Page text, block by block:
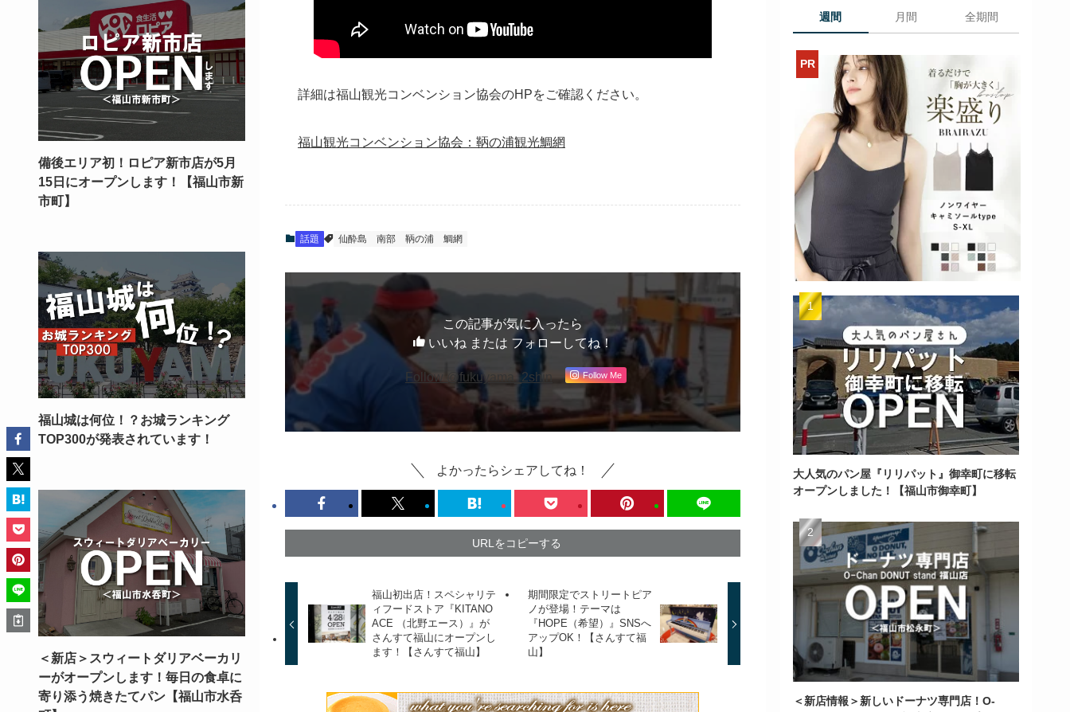
詳細は福山観光コンベンション協会のHPをご確認ください。
福山観光コンベンション協会：鞆の浦観光鯛網
話題 仙酔島 南部 鞆の浦 鯛網
この記事が気に入ったら
いいね または フォローしてね！
Follow @fukuyama_2shin Follow Me
よかったらシェアしてね！
URLをコピーする
福山初出店！スペシャリテ
ィフードストア『KITANO
ACE （北野エース）』が
さんすて福山にオープンし
ます！【さんすて福山】
期間限定でストリートピア
ノが登場！テーマは
『HOPE（希望）』SNSへ
アップOK！【さんすて福
山】
週間 月間 全期間
大人気のパン屋『リリパット』御幸町に移転
オープンしました！【福山市御幸町】
＜新店情報＞新しいドーナツ専門店！O-
備後エリア初！ロピア新市店が5月
15日にオープンします！【福山市新
市町】
福山城は何位！？お城ランキング
TOP300が発表されています！
＜新店＞スウィートダリアベーカリ
ーがオープンします！毎日の食卓に
寄り添う焼きたてパン【福山市水呑